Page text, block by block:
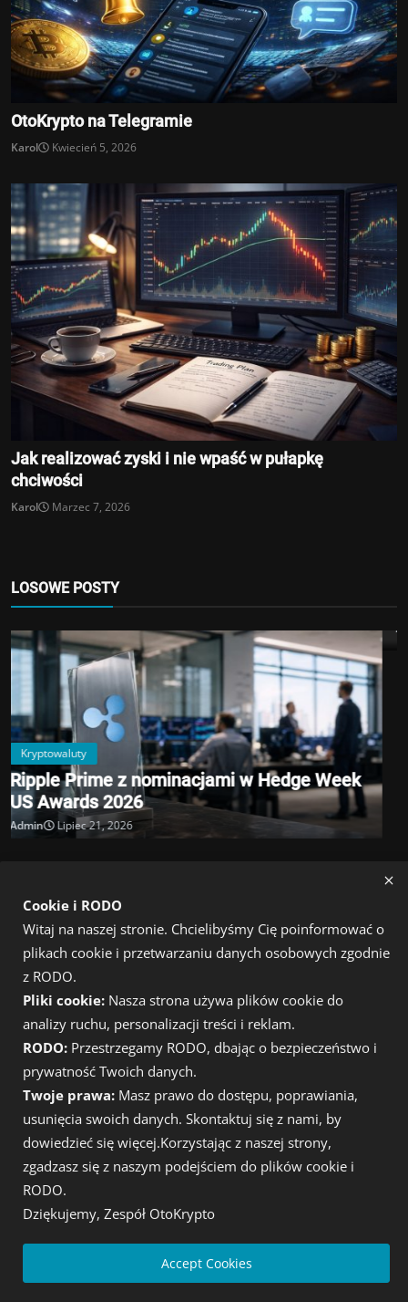
OtoKrypto na Telegramie
Karol Kwiecień 5, 2026
Jak realizować zyski i nie wpaść w pułapkę
chciwości
Karol Marzec 7, 2026
LOSOWE POSTY
USDC, USDT i JPYC trafią do kas sieci
Lawson
Admin Sierpień 4, 2026
POPULAR TAGS
inwestycje bitcoin giełda
Akcje
kryptowaluty wiadomości
Kryptowaluty btc
trade
finanse
rynek kryptowalut wiadomości
xrp
Kryptowaluty wiadomości dnia
NAJNOWSZE POSTY
Cashify Gold – 0,5% rabatu na złoto i srebro
Cookie i RODO
Witaj na naszej stronie. Chcielibyśmy Cię poinformować o
plikach cookie i przetwarzaniu danych osobowych zgodnie
z RODO.
Pliki cookie: Nasza strona używa plików cookie do
analizy ruchu, personalizacji treści i reklam.
RODO: Przestrzegamy RODO, dbając o bezpieczeństwo i
prywatność Twoich danych.
Twoje prawa: Masz prawo do dostępu, poprawiania,
usunięcia swoich danych. Skontaktuj się z nami, by
dowiedzieć się więcej.Korzystając z naszej strony,
zgadzasz się z naszym podejściem do plików cookie i
RODO.
Dziękujemy, Zespół OtoKrypto
Accept Cookies